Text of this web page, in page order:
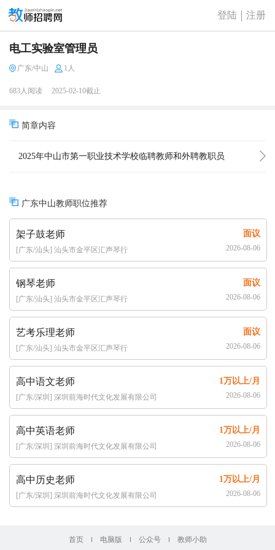
登陆 注册
电工实验室管理员
广东/中山 1人
683人阅读 2025-02-10截止
简章内容
2025年中山市第一职业技术学校临聘教师和外聘教职员
广东中山教师职位推荐
架子鼓老师 面议
[广东/汕头] 汕头市金平区汇声琴行 2026-08-06
钢琴老师 面议
[广东/汕头] 汕头市金平区汇声琴行 2026-08-06
艺考乐理老师 面议
[广东/汕头] 汕头市金平区汇声琴行 2026-08-06
高中语文老师 1万以上/月
[广东/深圳] 深圳前海时代文化发展有限公司 2026-08-06
高中英语老师 1万以上/月
[广东/深圳] 深圳前海时代文化发展有限公司 2026-08-06
高中历史老师 1万以上/月
[广东/深圳] 深圳前海时代文化发展有限公司 2026-08-06
首页 电脑版 公众号 教师小助